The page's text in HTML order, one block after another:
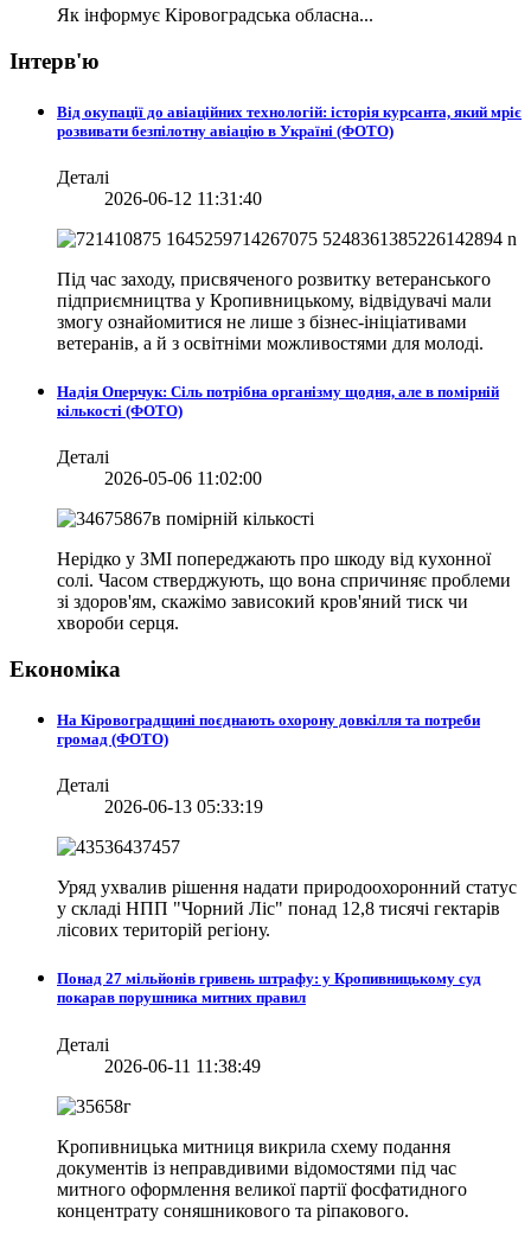
Як інформує Кіровоградська обласна...
Інтерв'ю
Від окупації до авіаційних технологій: історія курсанта, який мріє
розвивати безпілотну авіацію в Україні (ФОТО)
Деталі
2026-06-12 11:31:40
Під час заходу, присвяченого розвитку ветеранського
підприємництва у Кропивницькому, відвідувачі мали
змогу ознайомитися не лише з бізнес-ініціативами
ветеранів, а й з освітніми можливостями для молоді.
Надія Оперчук: Сіль потрібна організму щодня, але в помірній
кількості (ФОТО)
Деталі
2026-05-06 11:02:00
Нерідко у ЗМІ попереджають про шкоду від кухонної
солі. Часом стверджують, що вона спричиняє проблеми
зі здоров'ям, скажімо зависокий кров'яний тиск чи
хвороби серця.
Економіка
На Кіровоградщині поєднають охорону довкілля та потреби
громад (ФОТО)
Деталі
2026-06-13 05:33:19
Уряд ухвалив рішення надати природоохоронний статус
у складі НПП "Чорний Ліс" понад 12,8 тисячі гектарів
лісових територій регіону.
Понад 27 мільйонів гривень штрафу: у Кропивницькому суд
покарав порушника митних правил
Деталі
2026-06-11 11:38:49
Кропивницька митниця викрила схему подання
документів із неправдивими відомостями під час
митного оформлення великої партії фосфатидного
концентрату соняшникового та ріпакового.